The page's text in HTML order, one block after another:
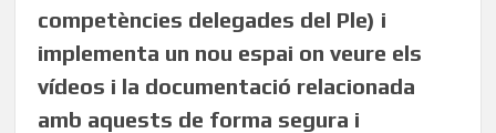
competències delegades del Ple) i
implementa un nou espai on veure els
vídeos i la documentació relacionada
amb aquests de forma segura i